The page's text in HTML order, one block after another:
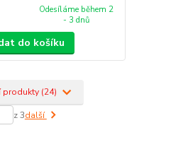
Odesíláme během 2
- 3 dnů
do košíku
(24)
z 3další